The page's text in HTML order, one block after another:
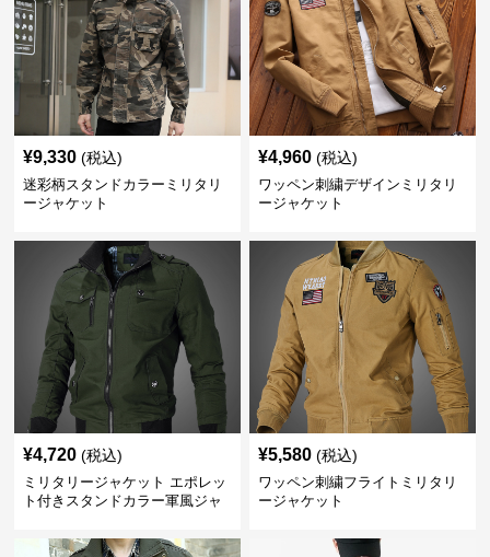
¥9,330 (税込)
迷彩柄スタンドカラーミリタリ
ージャケット
¥4,960 (税込)
ワッペン刺繍デザインミリタリ
ージャケット
¥4,720 (税込)
ミリタリージャケット エポレッ
ト付きスタンドカラー軍風ジャ
¥5,580 (税込)
ワッペン刺繍フライトミリタリ
ージャケット